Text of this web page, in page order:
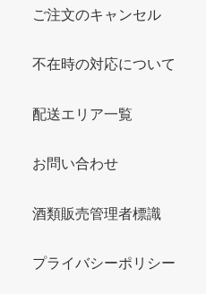
ご注文のキャンセル
不在時の対応について
配送エリア一覧
お問い合わせ
酒類販売管理者標識
プライバシーポリシー